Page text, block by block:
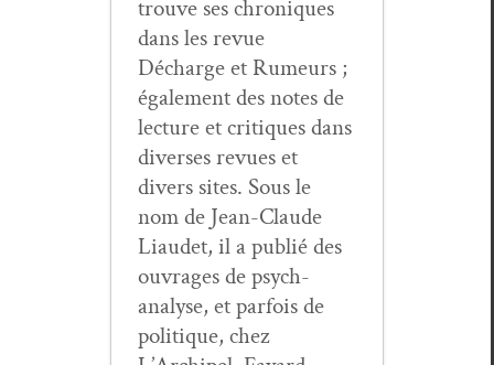
trou­ve ses chroniques
dans les revue
Décharge et Rumeurs ;
égale­ment des notes de
lec­ture et cri­tiques dans
divers­es revues et
divers sites. Sous le
nom de Jean-Claude
Liaudet, il a pub­lié des
ouvrages de psy­ch­
analyse, et par­fois de
poli­tique, chez